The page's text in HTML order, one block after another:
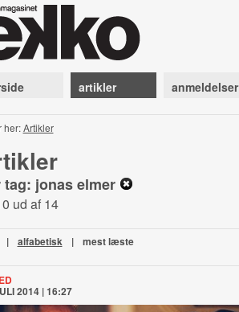
artikler anmeldelser
her:Artikler
tag: jonas elmer
ud af 14
| alfabetisk | mest læste
2014 | 16:27